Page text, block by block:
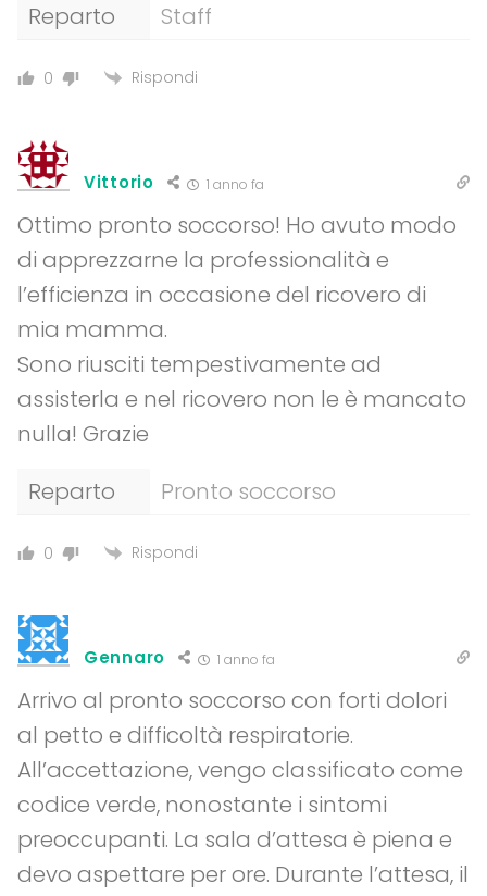
Reparto
Staff
0 Rispondi
Vittorio 1 anno fa
Ottimo pronto soccorso! Ho avuto modo
di apprezzarne la professionalità e
l’efficienza in occasione del ricovero di
mia mamma.
Sono riusciti tempestivamente ad
assisterla e nel ricovero non le è mancato
nulla! Grazie
Reparto
Pronto soccorso
0 Rispondi
Gennaro 1 anno fa
Arrivo al pronto soccorso con forti dolori
al petto e difficoltà respiratorie.
All’accettazione, vengo classificato come
codice verde, nonostante i sintomi
preoccupanti. La sala d’attesa è piena e
devo aspettare per ore. Durante l’attesa, il